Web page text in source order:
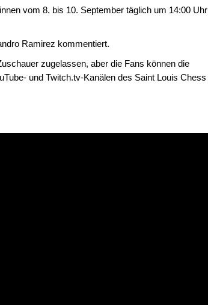
vom 8. bis 10. September täglich um 14:00 Uhr
Ramirez kommentiert.
zugelassen, aber die Fans können die
und Twitch.tv-Kanälen des Saint Louis Chess